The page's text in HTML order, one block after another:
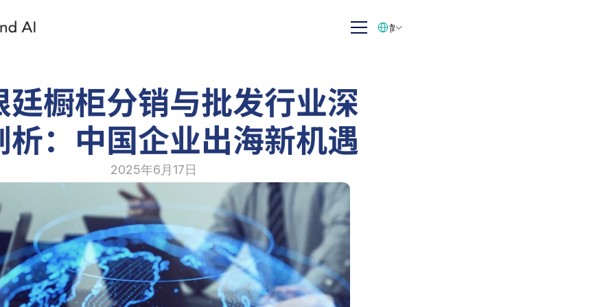
廷橱柜分销与批发行业深
析：中国企业出海新机遇
2025年6月17日
简体中文